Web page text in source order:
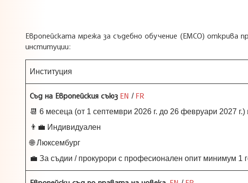
Европейската мрежа за съдебно обучение (ЕМСО) открива
институции:
Институция
Съд на Европейския съюз EN / FR
📆 6 месеца (от 1 септември 2026 г. до 26 февруари 2027
👨‍💼 Индивидуален
🌐 Люксембург
💼 За съдии / прокурори с професионален опит минимум 1